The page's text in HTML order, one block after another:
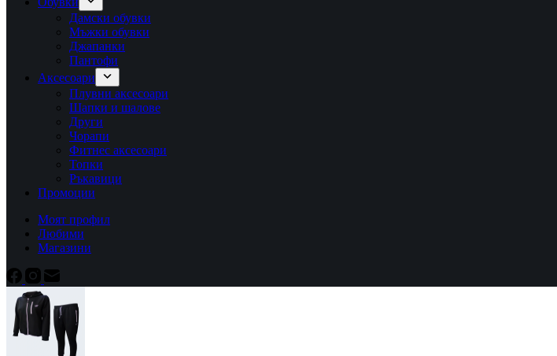
Дамски обувки
Мъжки обувки
Джапанки
Пантофи
Аксесоари
Плувни аксесоари
Шапки и шалове
Други
Чорапи
Фитнес аксесоари
Топки
Ръкавици
Промоции
Моят профил
Любими
Магазини